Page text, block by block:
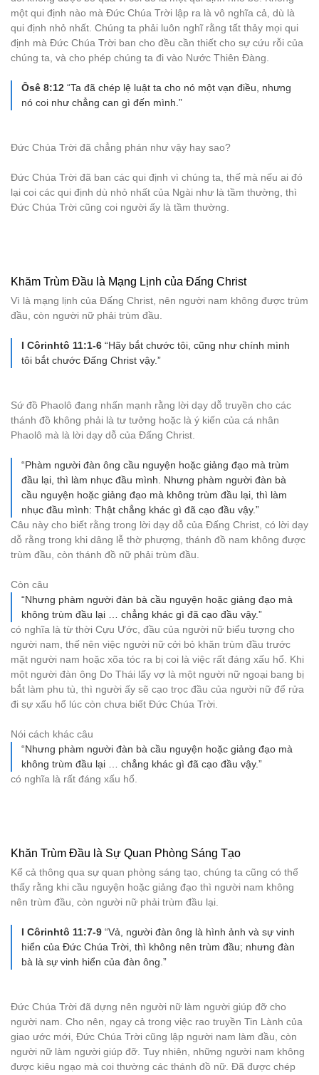
một qui định nào mà Đức Chúa Trời lập ra là vô nghĩa cả, dù là
qui định nhỏ nhất. Chúng ta phải luôn nghĩ rằng tất thảy mọi qui
định mà Đức Chúa Trời ban cho đều cần thiết cho sự cứu rỗi của
chúng ta, và cho phép chúng ta đi vào Nước Thiên Đàng.
Ôsê 8:12 “Ta đã chép lệ luật ta cho nó một vạn điều, nhưng
nó coi như chẳng can gì đến mình.”
Đức Chúa Trời đã chẳng phán như vậy hay sao?
Đức Chúa Trời đã ban các qui định vì chúng ta, thế mà nếu ai đó
lại coi các qui định dù nhỏ nhất của Ngài như là tầm thường, thì
Đức Chúa Trời cũng coi người ấy là tầm thường.
Khăm Trùm Đầu là Mạng Lịnh của Đấng Christ
Vì là mạng lịnh của Đấng Christ, nên người nam không được trùm
đầu, còn người nữ phải trùm đầu.
I Côrinhtô 11:1-6 “Hãy bắt chước tôi, cũng như chính mình
tôi bắt chước Đấng Christ vậy.”
Sứ đồ Phaolô đang nhấn mạnh rằng lời dạy dỗ truyền cho các
thánh đồ không phải là tư tưởng hoặc là ý kiến của cá nhân
Phaolô mà là lời dạy dỗ của Đấng Christ.
“Phàm người đàn ông cầu nguyện hoặc giảng đạo mà trùm
đầu lại, thì làm nhục đầu mình. Nhưng phàm người đàn bà
cầu nguyện hoặc giảng đạo mà không trùm đầu lại, thì làm
nhục đầu mình: Thật chẳng khác gì đã cạo đầu vậy.”
Câu này cho biết rằng trong lời dạy dỗ của Đấng Christ, có lời dạy
dỗ rằng trong khi dâng lễ thờ phượng, thánh đồ nam không được
trùm đầu, còn thánh đồ nữ phải trùm đầu.
Còn câu
“Nhưng phàm người đàn bà cầu nguyện hoặc giảng đạo mà
không trùm đầu lại … chẳng khác gì đã cạo đầu vậy.”
có nghĩa là từ thời Cựu Ước, đầu của người nữ biểu tượng cho
người nam, thế nên việc người nữ cởi bỏ khăn trùm đầu trước
mặt người nam hoặc xõa tóc ra bị coi là việc rất đáng xấu hổ. Khi
một người đàn ông Do Thái lấy vợ là một người nữ ngoại bang bị
bắt làm phu tù, thì người ấy sẽ cạo trọc đầu của người nữ để rửa
đi sự xấu hổ lúc còn chưa biết Đức Chúa Trời.
Nói cách khác câu
“Nhưng phàm người đàn bà cầu nguyện hoặc giảng đạo mà
không trùm đầu lại … chẳng khác gì đã cạo đầu vậy.”
có nghĩa là rất đáng xấu hổ.
Khăn Trùm Đầu là Sự Quan Phòng Sáng Tạo
Kể cả thông qua sự quan phòng sáng tạo, chúng ta cũng có thể
thấy rằng khi cầu nguyện hoặc giảng đạo thì người nam không
nên trùm đầu, còn người nữ phải trùm đầu lại.
I Côrinhtô 11:7-9 “Vả, người đàn ông là hình ảnh và sự vinh
hiển của Đức Chúa Trời, thì không nên trùm đầu; nhưng đàn
bà là sự vinh hiển của đàn ông.”
Đức Chúa Trời đã dựng nên người nữ làm người giúp đỡ cho
người nam. Cho nên, ngay cả trong việc rao truyền Tin Lành của
giao ước mới, Đức Chúa Trời cũng lập người nam làm đầu, còn
người nữ làm người giúp đỡ. Tuy nhiên, những người nam không
được kiêu ngạo mà coi thường các thánh đồ nữ. Đã được chép